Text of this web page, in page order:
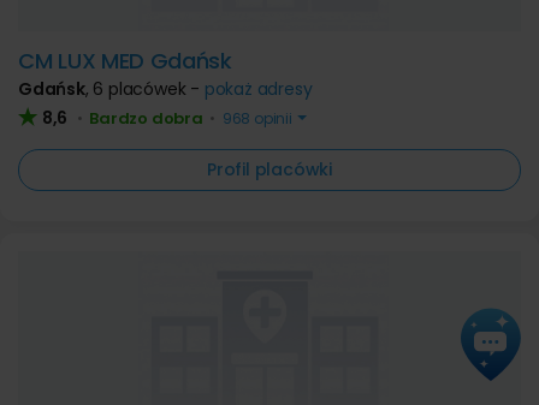
CM LUX MED Gdańsk
Gdańsk, 6 placówek - pokaż adresy
8,6 • Bardzo dobra • 968 opinii
Profil placówki